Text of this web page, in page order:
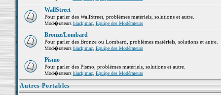
WallStreet
Pour parler des WallStreet, problèmes matériels, solutions et autre.
Mod�rateurs blackjmac, Equipe des Modérateurs
Bronze/Lombard
Pour parler des Bronze ou Lombard, problèmes matériels, solutions et autre.
Mod�rateurs blackjmac, Equipe des Modérateurs
Pismo
Pour parler des Pismo, problèmes matériels, solutions et autre.
Mod�rateurs blackjmac, Equipe des Modérateurs
Autres Portables